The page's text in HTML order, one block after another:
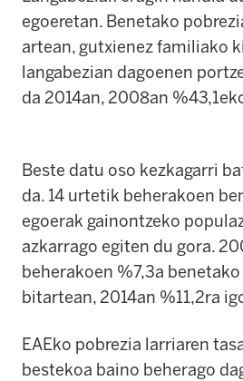
egoeretan. Benetako
artean, gutxienez familiako
langabezian dagoenen
da 2014an, 2008an
Beste datu oso kezkagarri
da. 14 urtetik beherakoen
egoerak gainontzeko
azkarrago egiten du gora.
beherakoen %7,3a
bitartean, 2014an %11,2ra
EAEko pobrezia larriaren
bestekoa baino beherago